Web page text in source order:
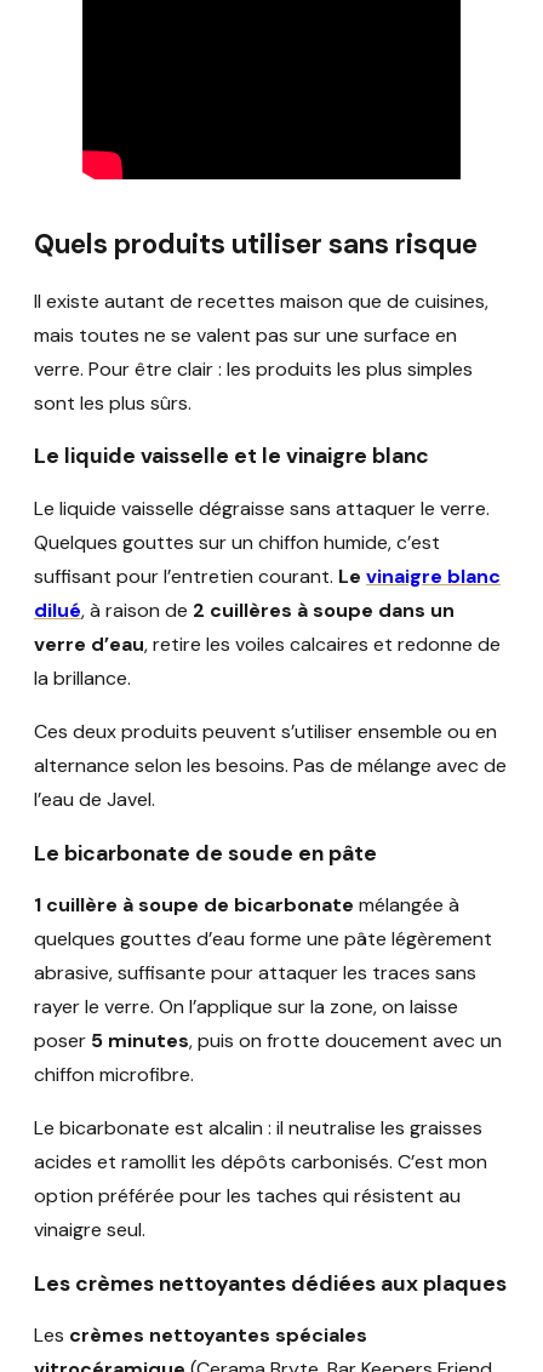
Quels produits utiliser sans risque
Il existe autant de recettes maison que de cuisines,
mais toutes ne se valent pas sur une surface en
verre. Pour être clair : les produits les plus simples
sont les plus sûrs.
Le liquide vaisselle et le vinaigre blanc
Le liquide vaisselle dégraisse sans attaquer le verre.
Quelques gouttes sur un chiffon humide, c’est
suffisant pour l’entretien courant. Le vinaigre blanc
dilué, à raison de 2 cuillères à soupe dans un
verre d’eau, retire les voiles calcaires et redonne de
la brillance.
Ces deux produits peuvent s’utiliser ensemble ou en
alternance selon les besoins. Pas de mélange avec de
l’eau de Javel.
Le bicarbonate de soude en pâte
1 cuillère à soupe de bicarbonate mélangée à
quelques gouttes d’eau forme une pâte légèrement
abrasive, suffisante pour attaquer les traces sans
rayer le verre. On l’applique sur la zone, on laisse
poser 5 minutes, puis on frotte doucement avec un
chiffon microfibre.
Le bicarbonate est alcalin : il neutralise les graisses
acides et ramollit les dépôts carbonisés. C’est mon
option préférée pour les taches qui résistent au
vinaigre seul.
Les crèmes nettoyantes dédiées aux plaques
Les crèmes nettoyantes spéciales